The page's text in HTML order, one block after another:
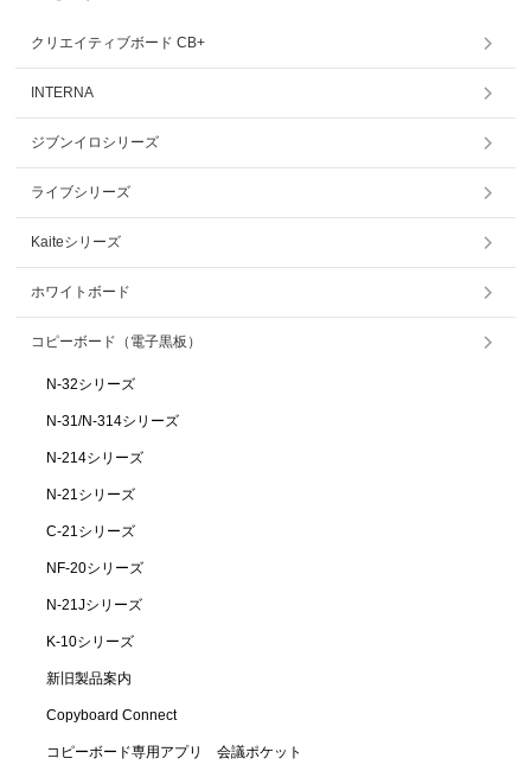
クリエイティブボード CB+
INTERNA
ジブンイロシリーズ
ライブシリーズ
Kaiteシリーズ
ホワイトボード
コピーボード（電子黒板）
N-32シリーズ
N-31/N-314シリーズ
N-214シリーズ
N-21シリーズ
C-21シリーズ
NF-20シリーズ
N-21Jシリーズ
K-10シリーズ
新旧製品案内
Copyboard Connect
コピーボード専用アプリ 会議ポケット